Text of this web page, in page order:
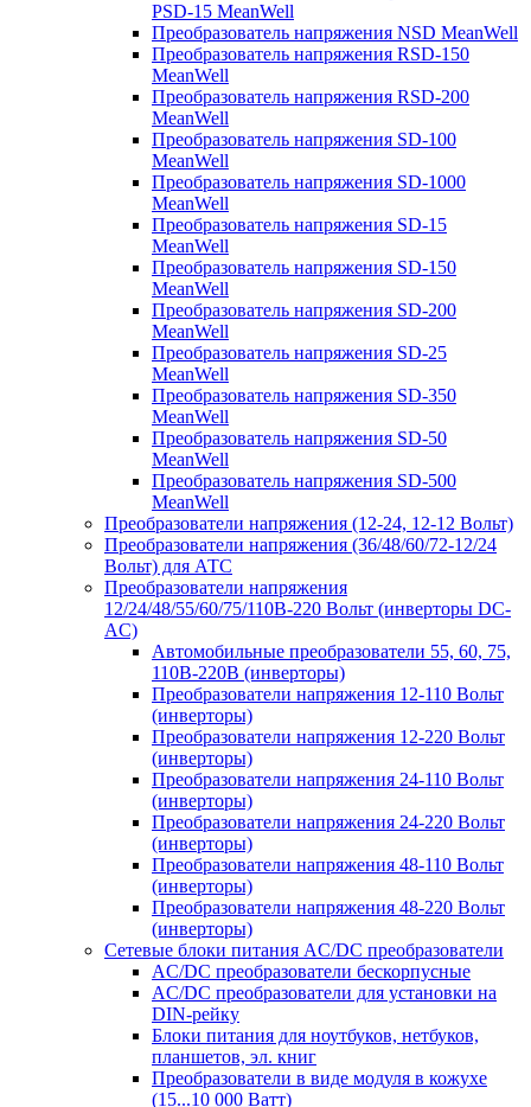
PSD-15 MeanWell
Преобразователь напряжения NSD MeanWell
Преобразователь напряжения RSD-150
MeanWell
Преобразователь напряжения RSD-200
MeanWell
Преобразователь напряжения SD-100
MeanWell
Преобразователь напряжения SD-1000
MeanWell
Преобразователь напряжения SD-15
MeanWell
Преобразователь напряжения SD-150
MeanWell
Преобразователь напряжения SD-200
MeanWell
Преобразователь напряжения SD-25
MeanWell
Преобразователь напряжения SD-350
MeanWell
Преобразователь напряжения SD-50
MeanWell
Преобразователь напряжения SD-500
MeanWell
Преобразователи напряжения (12-24, 12-12 Вольт)
Преобразователи напряжения (36/48/60/72-12/24
Вольт) для АТС
Преобразователи напряжения
12/24/48/55/60/75/110В-220 Вольт (инверторы DC-
AC)
Автомобильные преобразователи 55, 60, 75,
110В-220В (инверторы)
Преобразователи напряжения 12-110 Вольт
(инверторы)
Преобразователи напряжения 12-220 Вольт
(инверторы)
Преобразователи напряжения 24-110 Вольт
(инверторы)
Преобразователи напряжения 24-220 Вольт
(инверторы)
Преобразователи напряжения 48-110 Вольт
(инверторы)
Преобразователи напряжения 48-220 Вольт
(инверторы)
Сетевые блоки питания AC/DC преобразователи
AC/DC преобразователи бескорпусные
AC/DC преобразователи для установки на
DIN-рейку
Блоки питания для ноутбуков, нетбуков,
планшетов, эл. книг
Преобразователи в виде модуля в кожухе
(15...10 000 Ватт)